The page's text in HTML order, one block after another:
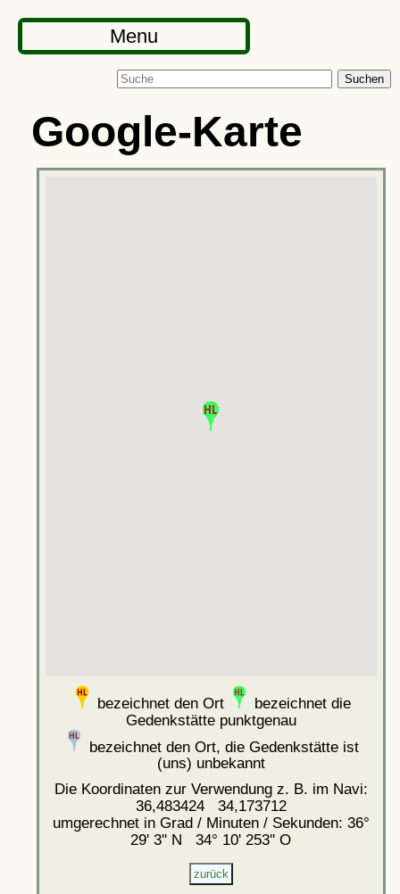
Menu
Suchen
Google-Karte
bezeichnet den Ort
bezeichnet die
Gedenkstätte punktgenau
bezeichnet den Ort, die Gedenkstätte ist
(uns) unbekannt
Die Koordinaten zur Verwendung z. B. im Navi:
36,483424 34,173712
umgerechnet in Grad / Minuten / Sekunden: 36°
29' 3'' N 34° 10' 253'' O